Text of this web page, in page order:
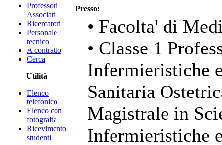
Professori
Associati
Ricercatori
Personale
tecnico
A contratto
Cerca
Utilità
Elenco
telefonico
Elenco con
fotografia
Ricevimento
studenti
Presso:
• Facolta' di
• Classe 1
Infermieristiche
Sanitaria
Magistrale in
Infermieristiche